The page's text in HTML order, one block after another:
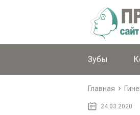
Зубы
Главная
24.03.2020